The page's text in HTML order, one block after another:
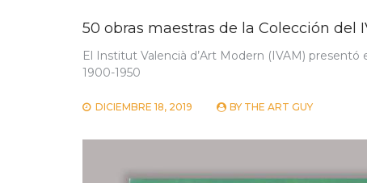
50 obras maestras de la Colección del
El Institut Valencià d’Art Modern (IVAM)
1900-1950
DICIEMBRE 18, 2019 BY THE ART GUY